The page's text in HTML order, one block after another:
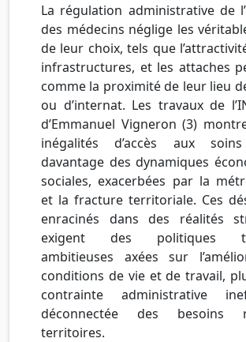
La régulation administrative de
des médecins néglige les
de leur choix, tels que
infrastructures, et les attaches
comme la proximité de leur lieu
ou d’internat. Les travaux de
d’Emmanuel Vigneron (3)
inégalités d’accès aux
davantage des dynamiques
sociales, exacerbées par la
et la fracture territoriale. Ces
enracinés dans des réalités
exigent des politiques
ambitieuses axées sur
conditions de vie et de travail,
contrainte administrative
déconnectée des besoins
territoires.